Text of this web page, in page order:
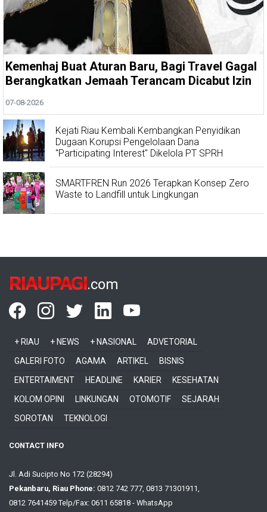
Kemenhaj Buat Aturan Baru, Bagi Travel Gagal
Berangkatkan Jemaah Terancam Dicabut Izin
07-08-2026
Kejati Riau Kembali Kembangkan Penyidikan
Dugaan Korupsi Pengelolaan Dana
"Participating Interest" Dikelola PT SPRH
SMARTFREN Run 2026 Terapkan Konsep Zero
Waste to Landfill untuk Lingkungan
RIAUPAGI.com
+ RIAU + NEWS + NASIONAL
ADVETORIAL
GALERI FOTO
AGAMA ARTIKEL
BISNIS
ENTERTAIMENT
HEADLINE KARIER
KESEHATAN
KOLOM OPINI
LINKUNGAN OTOMOTIF
SEJARAH
SOROTAN
TEKNOLOGI
CONTACT INFO
Jl. Adi Sucipto No 172 (28294)
Pekanbaru, Riau Phone: 0812 742 777, 0813 71301911,
0812 7641459 Telp/Fax: 0611 65818 - WhatsApp